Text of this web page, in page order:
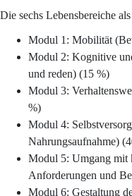
Die sechs Lebensbereiche
Modul 1: Mobilität
Modul 2: Kognitive
und reden) (15 %)
Modul 3:
%)
Modul 4:
Nahrungsaufnahme)
Modul 5: Umgang mit
Anforderungen und
Modul 6: Gestaltung